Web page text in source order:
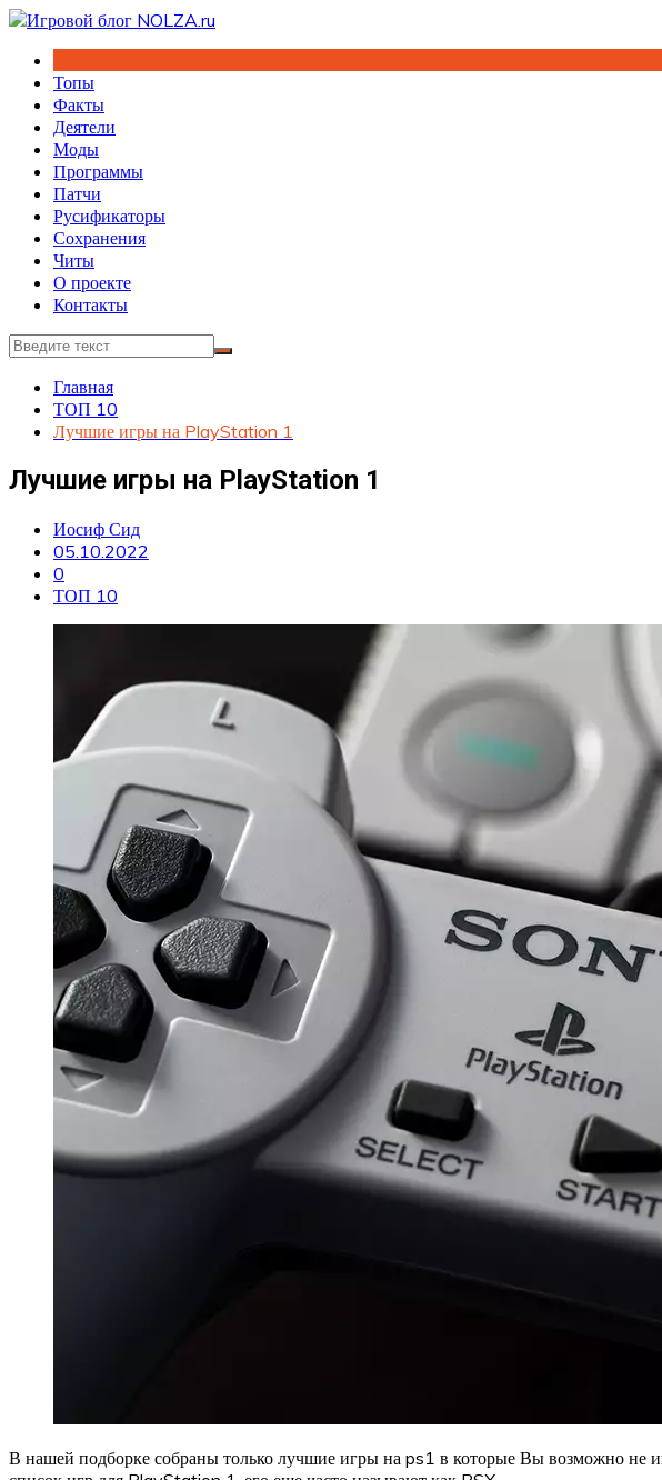
Перейти
содержимому
Топы
Факты
Деятели
Моды
Программы
Патчи
Русификаторы
Сохранения
Читы
О проекте
Контакты
Главная
ТОП 10
Лучшие игры на PlayStation 1
Лучшие игры на PlayStation 1
Иосиф Сид
05.10.2022
0
ТОП 10
В нашей подборке собраны только лучшие игры на ps1 в которые Вы возможно не